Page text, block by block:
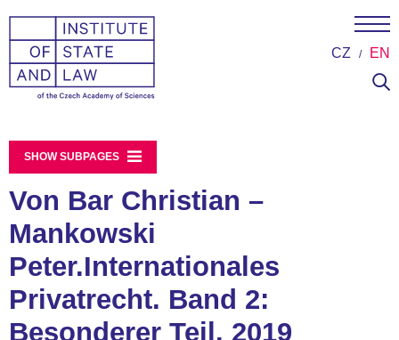
CZ EN
SHOW SUBPAGES
Von Bar Christian –
Mankowski
Peter.Internationales
Privatrecht. Band 2:
Besonderer Teil. 2019